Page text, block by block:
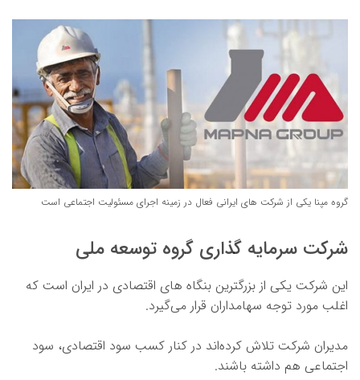
گروه مپنا یکی از شرکت های ایرانی فعال در زمینه اجرای مسئولیت اجتماعی است
شرکت سرمایه گذاری گروه توسعه ملی
این شرکت یکی از بزرگترین بنگاه های اقتصادی در ایران است که
اغلب مورد توجه سهامداران قرار می‌گیرد.
مدیران شرکت تلاش کرده‌اند در کنار کسب سود اقتصادی، سود
اجتماعی هم داشته باشند.